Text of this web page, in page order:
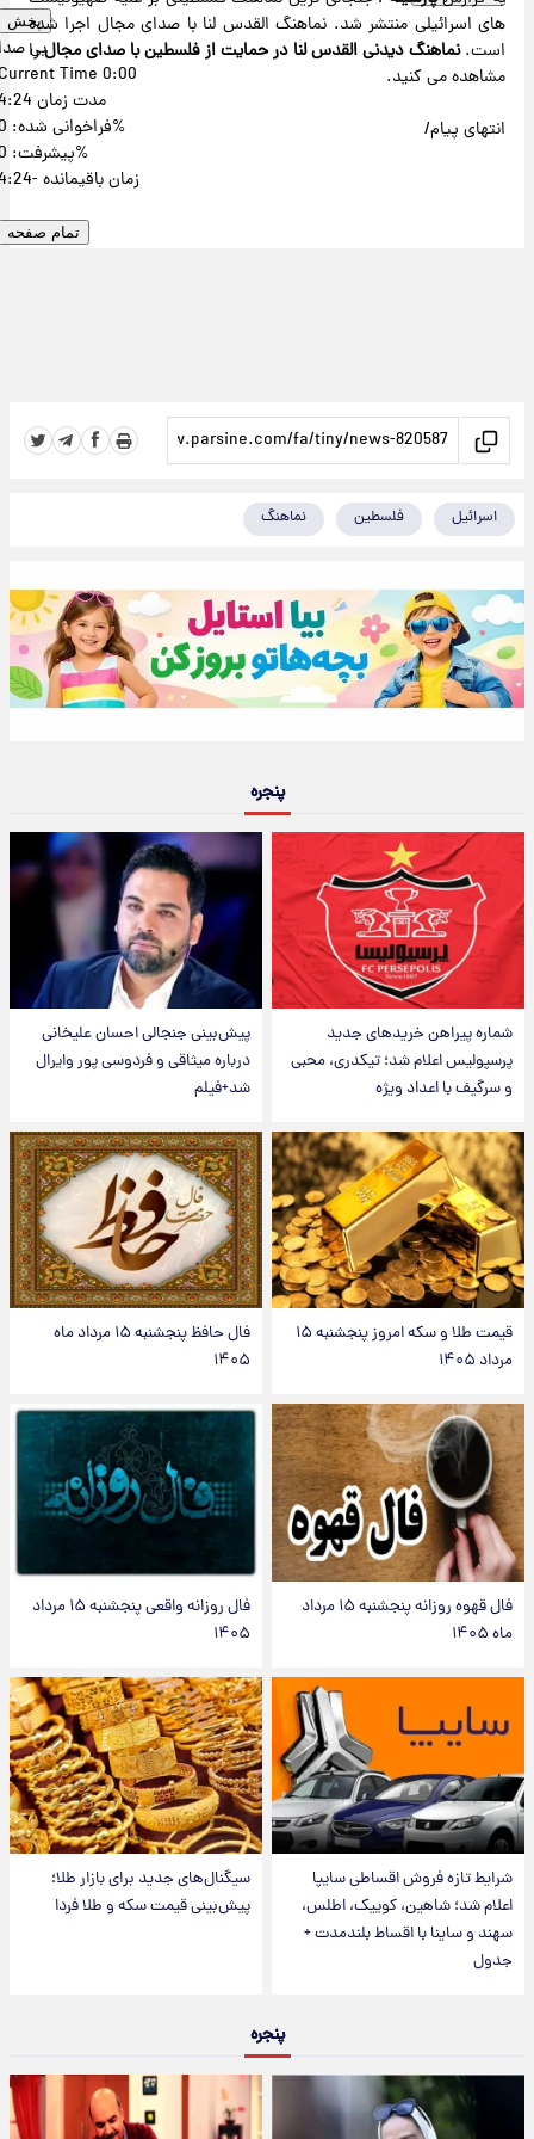
پخش
بی صدا
Current Time0:00
مدت زمان4:24
فراخوانی شده: 0%
پیشرفت: 0%
زمان باقیمانده-4:24
تمام صفحه
های اسرائیلی منتشر شد. نماهنگ القدس لنا با صدای مجال اجرا شده
است.نماهنگ دیدنی القدس لنا در حمایت از فلسطین با صدای مجالرا
مشاهده می کنید.
انتهای پیام/
اسرائیل فلسطین نماهنگ
پنجره
شماره پیراهن خریدهای جدید
پرسپولیس اعلام شد؛ تیکدری، محبی
و سرگیف با اعداد ویژه
پیش‌بینی جنجالی احسان علیخانی
درباره میثاقی و فردوسی پور وایرال
شد+فیلم
قیمت طلا و سکه امروز پنجشنبه ۱۵
مرداد ۱۴۰۵
فال حافظ پنجشنبه ۱۵ مرداد ماه
۱۴۰۵
فال قهوه روزانه پنجشنبه ۱۵ مرداد
ماه ۱۴۰۵
فال روزانه واقعی پنجشنبه ۱۵ مرداد
۱۴۰۵
شرایط تازه فروش اقساطی سایپا
اعلام شد؛ شاهین، کوییک، اطلس،
سهند و ساینا با اقساط بلندمدت +
جدول
سیگنال‌های جدید برای بازار طلا؛
پیش‌بینی قیمت سکه و طلا فردا
پنجره